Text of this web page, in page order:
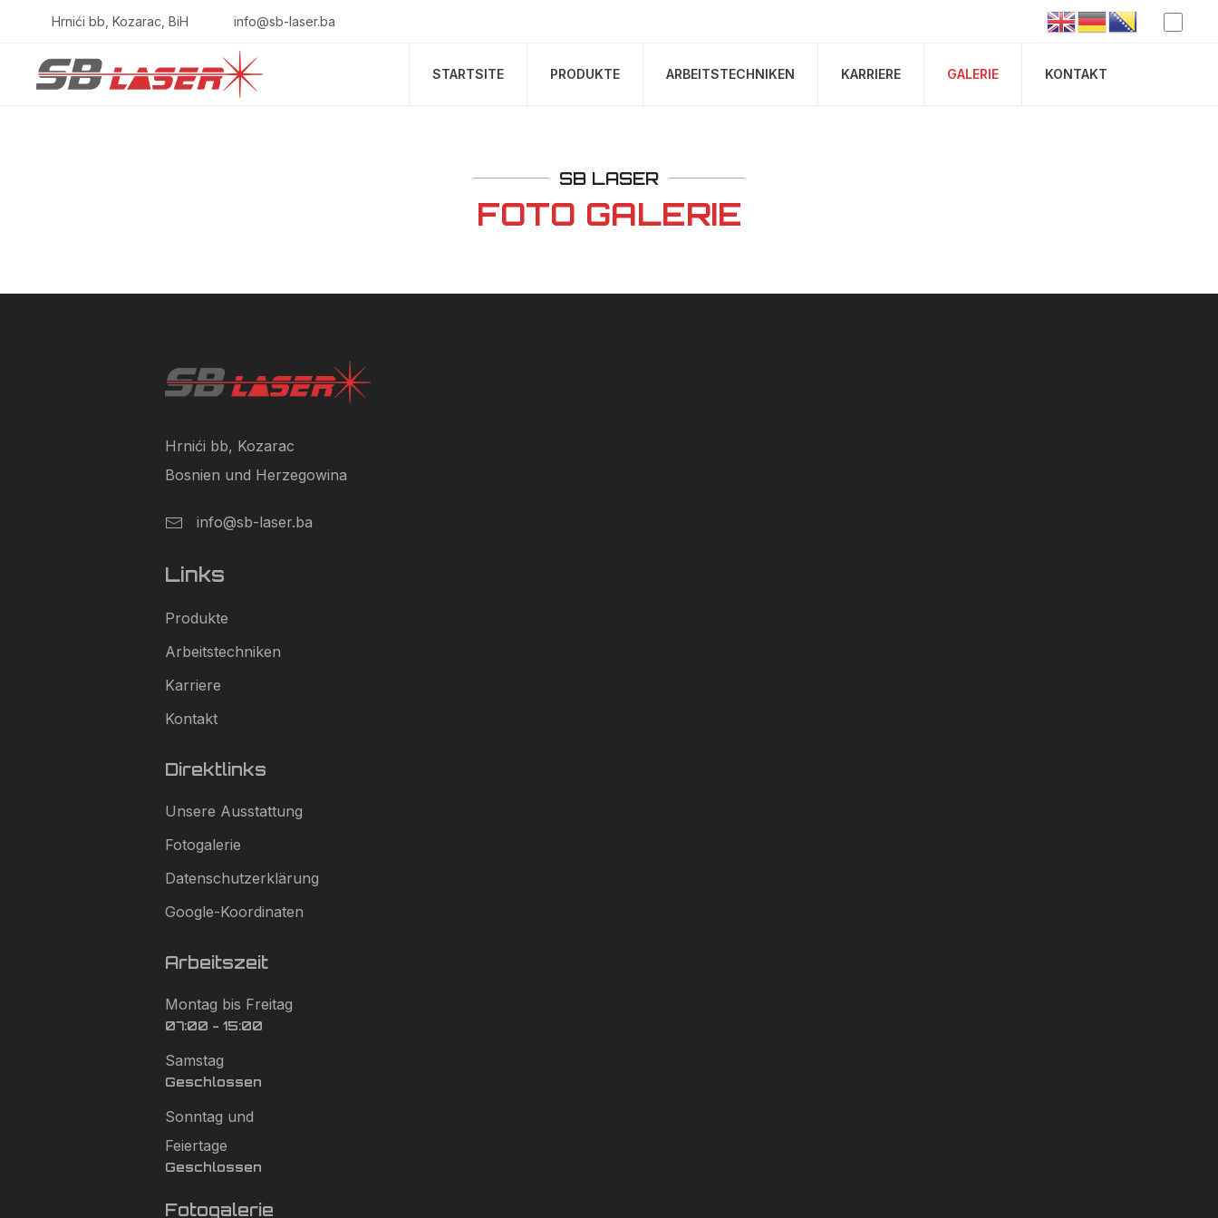
Hrnići bb, Kozarac, BiH info@sb-laser.ba
STARTSITE PRODUKTE ARBEITSTECHNIKEN KARRIERE GALERIE KONTAKT
SB LASER
FOTO GALERIE
Hrnići bb, Kozarac
Bosnien und Herzegowina
info@sb-laser.ba
Links
Produkte
Arbeitstechniken
Karriere
Kontakt
Direktlinks
Unsere Ausstattung
Fotogalerie
Datenschutzerklärung
Google-Koordinaten
Arbeitszeit
Montag bis Freitag
07:00 - 15:00
Samstag
Geschlossen
Sonntag und
Feiertage
Geschlossen
Fotogalerie